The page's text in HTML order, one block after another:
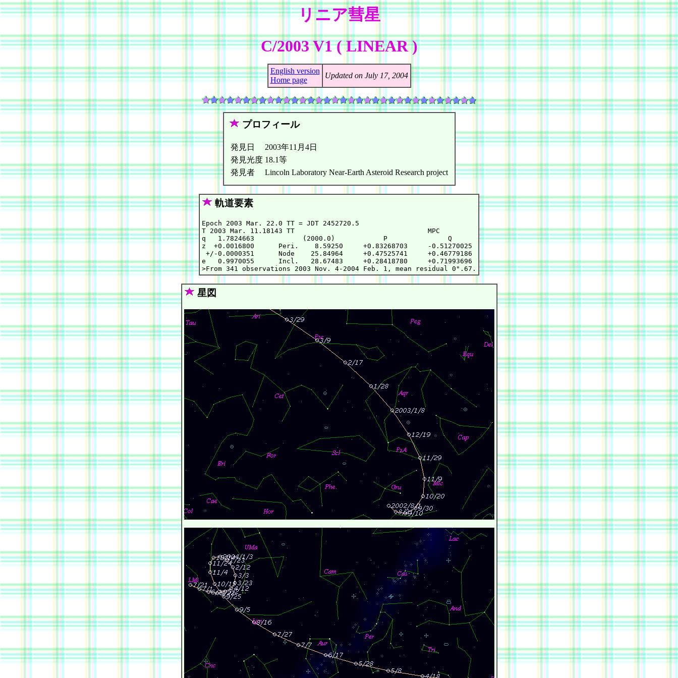
リニア彗星
C/2003 V1 ( LINEAR )
English version
Home page
Updated on July 17, 2004
プロフィール
発見日
2003年11月4日
発見光度 18.1等
発見者
Lincoln Laboratory Near-Earth Asteroid Research project
軌道要素
Epoch 2003 Mar. 22.0 TT = JDT 2452720.5
T 2003 Mar. 11.18143 TT                                 MPC
q   1.7824663            (2000.0)            P               Q
z  +0.0016800      Peri.    8.59250     +0.83268703     -0.51270025
+/-0.0000351      Node    25.84964     +0.47525741     +0.46779186
e   0.9970055      Incl.   28.67483     +0.28418780     +0.71993696
星図